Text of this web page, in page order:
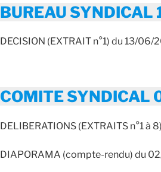
BUREAU
DECISION (EXTRAIT n°1) du 13/06/
COMITE
DELIBERATIONS (EXTRAITS n°1 à
DIAPORAMA (compte-rendu) du